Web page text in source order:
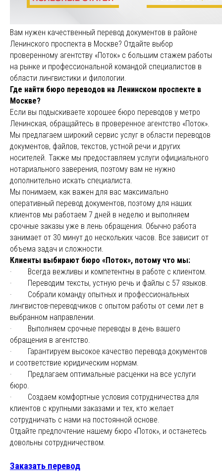
Вам нужен качественный перевод документов в районе
Ленинского проспекта в Москве? Отдайте выбор
проверенному агентству «Поток» с большим стажем работы
на рынке и профессиональной командой специалистов в
области лингвистики и филологии.
Где найти бюро переводов на Ленинском проспекте в
Москве?
Если вы подыскиваете хорошее бюро переводов у метро
Ленинская, обращайтесь в проверенное агентство «Поток».
Мы предлагаем широкий сервис услуг в области переводов
документов, файлов, текстов, устной речи и других
носителей. Также мы предоставляем услуги официального
нотариального заверения, поэтому вам не нужно
дополнительно искать специалиста.
Мы понимаем, как важен для вас максимально
оперативный перевод документов, поэтому для наших
клиентов мы работаем 7 дней в неделю и выполняем
срочные заказы уже в лень обращения. Обычно работа
занимает от 30 минут до нескольких часов. Все зависит от
объема задач и сложности.
Клиенты выбирают бюро «Поток», потому что мы:
· Всегда вежливы и компетентны в работе с клиентом.
· Переводим тексты, устную речь и файлы с 57 языков.
· Собрали команду опытных и профессиональных
лингвистов-переводчиков с опытом работы от семи лет в
выбранном направлении.
· Выполняем срочные переводы в день вашего
обращения в агентство.
· Гарантируем высокое качество перевода документов
и соответствие юридическим нормам.
· Предлагаем оптимальные расценки на все услуги
бюро.
· Создаем комфортные условия сотрудничества для
клиентов с крупными заказами и тех, кто желает
сотрудничать с нами на постоянной основе.
Отдайте предпочтение нашему бюро «Поток», и останетесь
довольны сотрудничеством.
Заказать перевод